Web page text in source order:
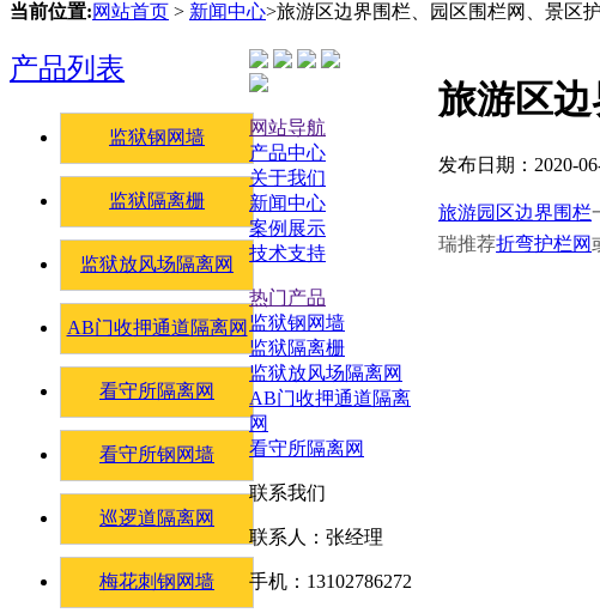
当前位置:网站首页 > 新闻中心>旅游区边界围栏、园区围栏网、景区
产品列表
监狱钢网墙
监狱隔离栅
监狱放风场隔离网
AB门收押通道隔离网
看守所隔离网
看守所钢网墙
巡逻道隔离网
梅花刺钢网墙
旅游区
发布日期：2020-
旅游园区边界围栏
瑞推荐折弯护栏网
网站导航
产品中心
关于我们
新闻中心
案例展示
技术支持
热门产品
监狱钢网墙
监狱隔离栅
监狱放风场隔离网
AB门收押通道隔离
网
看守所隔离网
联系我们
联系人：张经理
手机：13102786272